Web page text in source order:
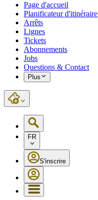
Page d'accueil
Planificateur d'itinéraire
Arrêts
Lignes
Tickets
Abonnements
Jobs
Questions & Contact
Plus
FR
S'inscrire